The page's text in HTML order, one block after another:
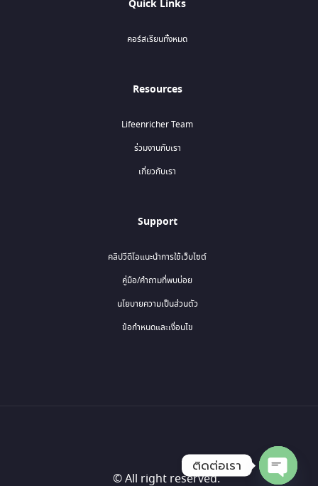
Quick Links
คอร์สเรียนทั้งหมด
Resources
Lifeenricher Team
ร่วมงานกับเรา
เกี่ยวกับเรา
Support
คลิปวีดีโอแนะนำการใช้เว็บไซต์
คู่มือ/คำถามที่พบบ่อย
นโยบายความเป็นส่วนตัว
ข้อกำหนดและเงื่อนไข
© All right reserved.
ติดต่อเรา